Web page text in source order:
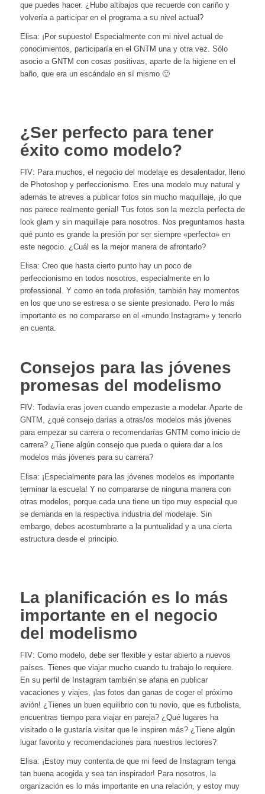
que puedes hacer. ¿Hubo altibajos que recuerde con cariño y
volvería a participar en el programa a su nivel actual?
Elisa: ¡Por supuesto! Especialmente con mi nivel actual de
conocimientos, participaría en el GNTM una y otra vez. Sólo
asocio a GNTM con cosas positivas, aparte de la higiene en el
baño, que era un escándalo en sí mismo 🙂
¿Ser perfecto para tener
éxito como modelo?
FIV: Para muchos, el negocio del modelaje es desalentador, lleno
de Photoshop y perfeccionismo. Eres una modelo muy natural y
además te atreves a publicar fotos sin mucho maquillaje, ¡lo que
nos parece realmente genial! Tus fotos son la mezcla perfecta de
look glam y sin maquillaje para nosotros. Nos preguntamos hasta
qué punto es grande la presión por ser siempre «perfecto» en
este negocio. ¿Cuál es la mejor manera de afrontarlo?
Elisa: Creo que hasta cierto punto hay un poco de
perfeccionismo en todos nosotros, especialmente en lo
professional. Y como en toda profesión, también hay momentos
en los que uno se estresa o se siente presionado. Pero lo más
importante es no compararse en el «mundo Instagram» y tenerlo
en cuenta.
Consejos para las jóvenes
promesas del modelismo
FIV: Todavía eras joven cuando empezaste a modelar. Aparte de
GNTM, ¿qué consejo darías a otras/os modelos más jóvenes
para empezar su carrera o recomendarías GNTM como inicio de
carrera? ¿Tiene algún consejo que pueda o quiera dar a los
modelos más jóvenes para su carrera?
Elisa: ¡Especialmente para las jóvenes modelos es importante
terminar la escuela! Y no compararse de ninguna manera con
otras modelos, porque cada una tiene un tipo muy especial que
se demanda en la respectiva industria del modelaje. Sin
embargo, debes acostumbrarte a la puntualidad y a una cierta
estructura desde el principio.
La planificación es lo más
importante en el negocio
del modelismo
FIV: Como modelo, debe ser flexible y estar abierto a nuevos
países. Tienes que viajar mucho cuando tu trabajo lo requiere.
En su perfil de Instagram también se afana en publicar
vacaciones y viajes, ¡las fotos dan ganas de coger el próximo
avión! ¿Tienes un buen equilibrio con tu novio, que es futbolista,
encuentras tiempo para viajar en pareja? ¿Qué lugares ha
visitado o le gustaría visitar que le inspiren más? ¿Tiene algún
lugar favorito y recomendaciones para nuestros lectores?
Elisa: ¡Estoy muy contenta de que mi feed de Instagram tenga
tan buena acogida y sea tan inspirador! Para nosotros, la
organización es lo más importante en una relación, y estoy muy